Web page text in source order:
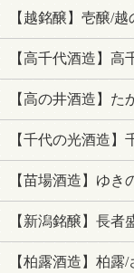
【越銘醸】壱醸/
【高千代酒造】高
【高の井酒造】た
【千代の光酒造
【苗場酒造】ゆき
【新潟銘醸】長者
【柏露酒造】柏露